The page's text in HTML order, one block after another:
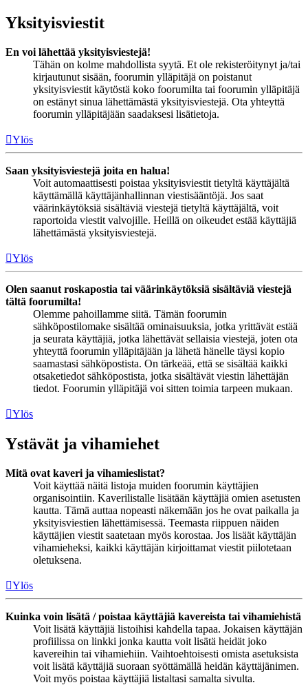
Yksityisviestit
En voi lähettää yksityisviestejä!
Tähän on kolme mahdollista syytä. Et ole rekisteröitynyt ja/tai
kirjautunut sisään, foorumin ylläpitäjä on poistanut
yksityisviestit käytöstä koko foorumilta tai foorumin ylläpitäjä
on estänyt sinua lähettämästä yksityisviestejä. Ota yhteyttä
foorumin ylläpitäjään saadaksesi lisätietoja.
Ylös
Saan yksityisviestejä joita en halua!
Voit automaattisesti poistaa yksityisviestit tietyltä käyttäjältä
käyttämällä käyttäjänhallinnan viestisääntöjä. Jos saat
väärinkäytöksiä sisältäviä viestejä tietyltä käyttäjältä, voit
raportoida viestit valvojille. Heillä on oikeudet estää käyttäjiä
lähettämästä yksityisviestejä.
Ylös
Olen saanut roskapostia tai väärinkäytöksiä sisältäviä viestejä
tältä foorumilta!
Olemme pahoillamme siitä. Tämän foorumin
sähköpostilomake sisältää ominaisuuksia, jotka yrittävät estää
ja seurata käyttäjiä, jotka lähettävät sellaisia viestejä, joten ota
yhteyttä foorumin ylläpitäjään ja lähetä hänelle täysi kopio
saamastasi sähköpostista. On tärkeää, että se sisältää kaikki
otsaketiedot sähköpostista, jotka sisältävät viestin lähettäjän
tiedot. Foorumin ylläpitäjä voi sitten toimia tarpeen mukaan.
Ylös
Ystävät ja vihamiehet
Mitä ovat kaveri ja vihamieslistat?
Voit käyttää näitä listoja muiden foorumin käyttäjien
organisointiin. Kaverilistalle lisätään käyttäjiä omien asetusten
kautta. Tämä auttaa nopeasti näkemään jos he ovat paikalla ja
yksityisviestien lähettämisessä. Teemasta riippuen näiden
käyttäjien viestit saatetaan myös korostaa. Jos lisäät käyttäjän
vihamieheksi, kaikki käyttäjän kirjoittamat viestit piilotetaan
oletuksena.
Ylös
Kuinka voin lisätä / poistaa käyttäjiä kavereista tai vihamiehistä
Voit lisätä käyttäjiä listoihisi kahdella tapaa. Jokaisen käyttäjän
profiilissa on linkki jonka kautta voit lisätä heidät joko
kavereihin tai vihamiehiin. Vaihtoehtoisesti omista asetuksista
voit lisätä käyttäjiä suoraan syöttämällä heidän käyttäjänimen.
Voit myös poistaa käyttäjiä listaltasi samalta sivulta.